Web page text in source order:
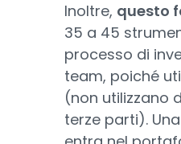
Inoltre, questo
35 a 45
processo di
team, poiché
(non utilizzano
terze parti).